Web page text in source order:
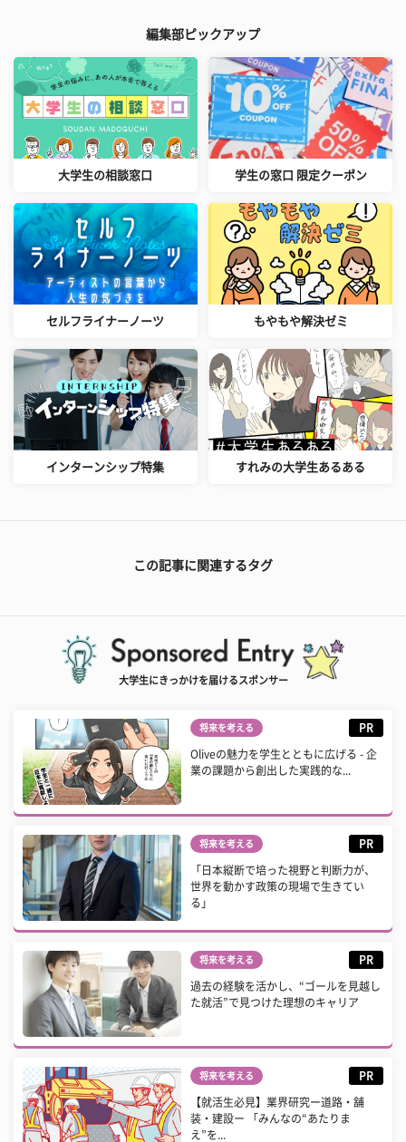
編集部ピックアップ
大学生の相談窓口 学生の窓口 限定クーポン
セルフライナーノーツ もやもや解決ゼミ
インターンシップ特集 すれみの大学生あるある
この記事に関連するタグ
大学生にきっかけを届けるスポンサー
将来を考える PR
Oliveの魅力を学生とともに広げる - 企
業の課題から創出した実践的な...
将来を考える PR
「日本縦断で培った視野と判断力が、
世界を動かす政策の現場で生きてい
る」
将来を考える PR
過去の経験を活かし、“ゴールを見越し
た就活”で見つけた理想のキャリア
将来を考える PR
【就活生必見】業界研究ー道路・舗
装・建設ー 「みんなの“あたりま
え”を...